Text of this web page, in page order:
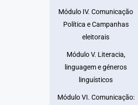
Módulo IV. Comunicação
Política e Campanhas
eleitorais
Módulo V. Literacia,
linguagem e géneros
linguísticos
Módulo VI. Comunicação: